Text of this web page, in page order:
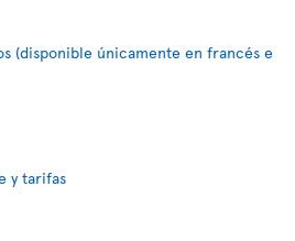
(disponible únicamente en francés e
y tarifas